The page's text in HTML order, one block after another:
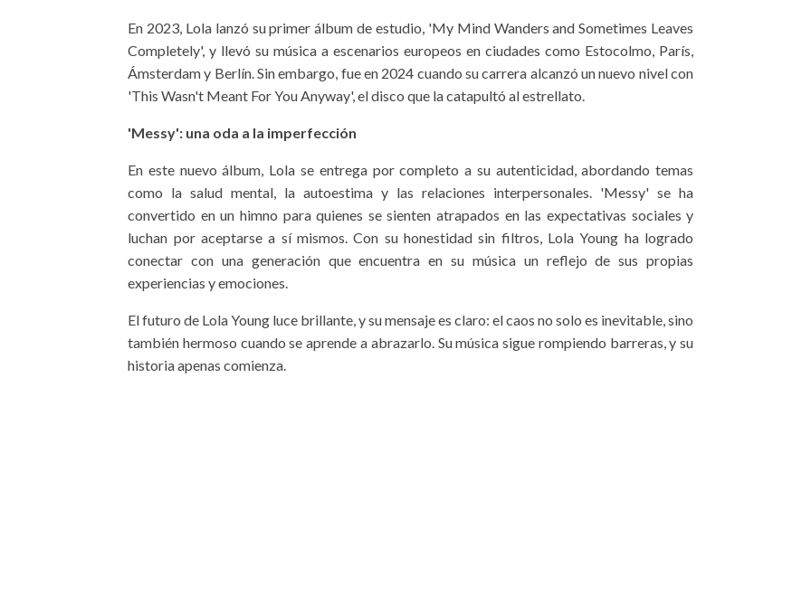
En 2023, Lola lanzó su primer álbum de estudio, 'My Mind Wanders and Sometimes Leaves
Completely', y llevó su música a escenarios europeos en ciudades como Estocolmo, París,
Ámsterdam y Berlín. Sin embargo, fue en 2024 cuando su carrera alcanzó un nuevo nivel con
'This Wasn't Meant For You Anyway', el disco que la catapultó al estrellato.
'Messy': una oda a la imperfección
En este nuevo álbum, Lola se entrega por completo a su autenticidad, abordando temas
como la salud mental, la autoestima y las relaciones interpersonales. 'Messy' se ha
convertido en un himno para quienes se sienten atrapados en las expectativas sociales y
luchan por aceptarse a sí mismos. Con su honestidad sin filtros, Lola Young ha logrado
conectar con una generación que encuentra en su música un reflejo de sus propias
experiencias y emociones.
El futuro de Lola Young luce brillante, y su mensaje es claro: el caos no solo es inevitable, sino
también hermoso cuando se aprende a abrazarlo. Su música sigue rompiendo barreras, y su
historia apenas comienza.